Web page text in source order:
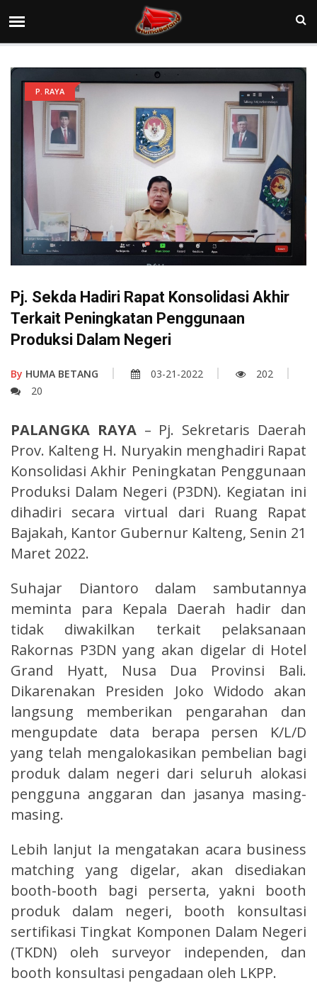
P. RAYA
Pj. Sekda Hadiri Rapat Konsolidasi Akhir
Terkait Peningkatan Penggunaan
Produksi Dalam Negeri
By HUMA BETANG 03-21-2022
202
20
PALANGKA RAYA– Pj. Sekretaris Daerah
Prov. Kalteng H. Nuryakin menghadiri Rapat
Konsolidasi Akhir Peningkatan Penggunaan
Produksi Dalam Negeri (P3DN). Kegiatan ini
dihadiri secara virtual dari Ruang Rapat
Bajakah, Kantor Gubernur Kalteng, Senin 21
Maret 2022.
Suhajar Diantoro dalam sambutannya
meminta para Kepala Daerah hadir dan
tidak diwakilkan terkait pelaksanaan
Rakornas P3DN yang akan digelar di Hotel
Grand Hyatt, Nusa Dua Provinsi Bali.
Dikarenakan Presiden Joko Widodo akan
langsung memberikan pengarahan dan
mengupdate data berapa persen K/L/D
yang telah mengalokasikan pembelian bagi
produk dalam negeri dari seluruh alokasi
pengguna anggaran dan jasanya masing-
masing.
Lebih lanjut Ia mengatakan acara business
matching yang digelar, akan disediakan
booth-booth bagi perserta, yakni booth
produk dalam negeri, booth konsultasi
sertifikasi Tingkat Komponen Dalam Negeri
(TKDN) oleh surveyor independen, dan
booth konsultasi pengadaan oleh LKPP.